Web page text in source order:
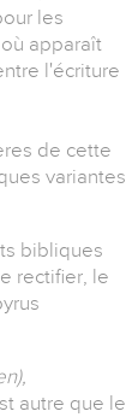
les
apparaît
l'écriture
de cette
variantes
bibliques
rectifier, le
autre que le